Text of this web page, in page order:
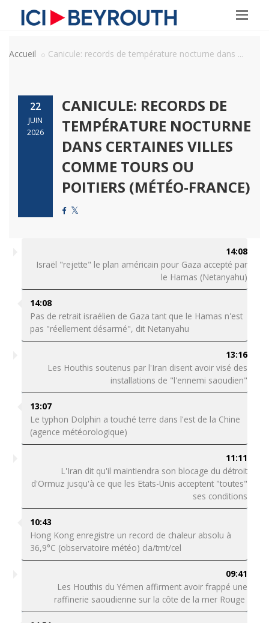
Accueil Canicule: records de température nocturne dans ...
22
JUIN
2026
CANICULE: RECORDS DE
TEMPÉRATURE NOCTURNE
DANS CERTAINES VILLES
COMME TOURS OU
POITIERS (MÉTÉO-FRANCE)
14:08
Israël "rejette" le plan américain pour Gaza accepté par
le Hamas (Netanyahu)
14:08
Pas de retrait israélien de Gaza tant que le Hamas n'est
pas "réellement désarmé", dit Netanyahu
13:16
Les Houthis soutenus par l'Iran disent avoir visé des
installations de "l'ennemi saoudien"
13:07
Le typhon Dolphin a touché terre dans l'est de la Chine
(agence météorologique)
11:11
L'Iran dit qu'il maintiendra son blocage du détroit
d'Ormuz jusqu'à ce que les Etats-Unis acceptent "toutes"
ses conditions
10:43
Hong Kong enregistre un record de chaleur absolu à
36,9°C (observatoire météo) cla/tmt/cel
09:41
Les Houthis du Yémen affirment avoir frappé une
raffinerie saoudienne sur la côte de la mer Rouge